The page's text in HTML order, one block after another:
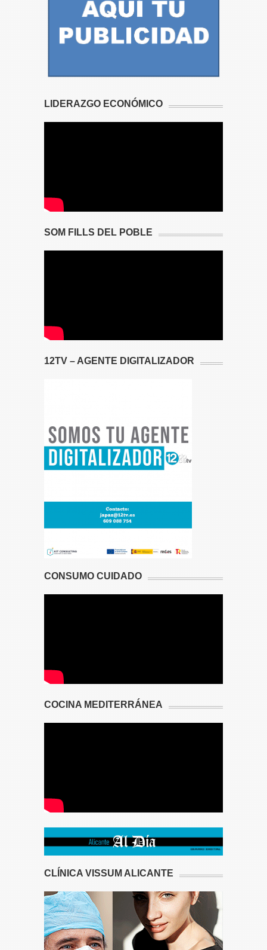
LIDERAZGO ECONÓMICO
SOM FILLS DEL POBLE
12TV – AGENTE DIGITALIZADOR
CONSUMO CUIDADO
COCINA MEDITERRÁNEA
CLÍNICA VISSUM ALICANTE